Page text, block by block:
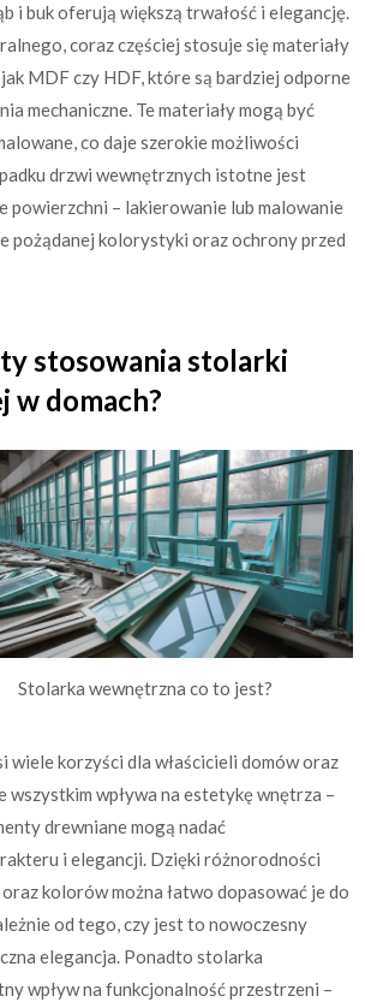
i buk oferują większą trwałość i elegancję.
coraz częściej stosuje się materiały
MDF czy HDF, które są bardziej odporne
mechaniczne. Te materiały mogą być
co daje szerokie możliwości
drzwi wewnętrznych istotne jest
powierzchni – lakierowanie lub malowanie
pożądanej kolorystyki oraz ochrony przed
stosowania stolarki
w domach?
Stolarka wewnętrzna co to jest?
wiele korzyści dla właścicieli domów oraz
wszystkim wpływa na estetykę wnętrza –
drewniane mogą nadać
i elegancji. Dzięki różnorodności
kolorów można łatwo dopasować je do
od tego, czy jest to nowoczesny
elegancja. Ponadto stolarka
wpływ na funkcjonalność przestrzeni –